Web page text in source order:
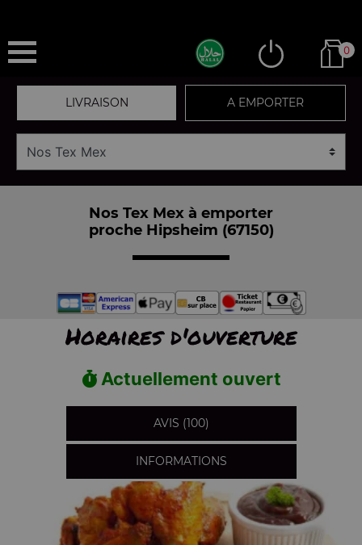
0
LIVRAISON A EMPORTER
Nos Tex Mex à emporter
proche Hipsheim (67150)
Horaires d'ouverture
Actuellement ouvert
AVIS (100)
INFORMATIONS